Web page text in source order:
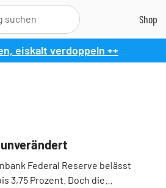
eiskalt verdoppeln ++
Federal Reserve belässt
3,75 Prozent. Doch die